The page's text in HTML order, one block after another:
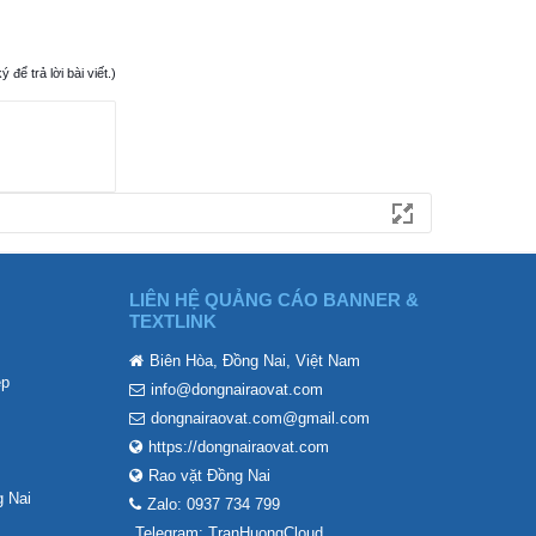
để trả lời bài viết.)
Nai
LIÊN HỆ QUẢNG CÁO BANNER &
TEXTLINK
Biên Hòa, Đồng Nai, Việt Nam
info@dongnairaovat.com
dongnairaovat.com@gmail.com
https://dongnairaovat.com
Rao vặt Đồng Nai
Zalo: 0937 734 799